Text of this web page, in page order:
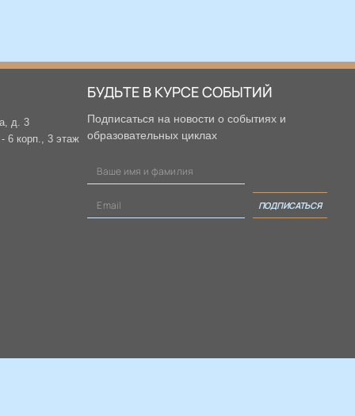
д. 3
6 корп., 3 этаж
БУДЬТЕ В КУРСЕ СОБЫТИЙ
Подписаться на новости о событиях и
образовательных циклах
ПОДПИСАТЬСЯ